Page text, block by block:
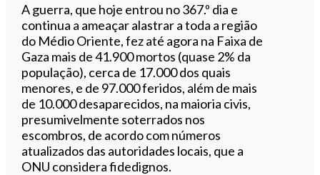
A guerra, que hoje entrou no 367.º dia e
continua a ameaçar alastrar a toda a região
do Médio Oriente, fez até agora na Faixa de
Gaza mais de 41.900 mortos (quase 2% da
população), cerca de 17.000 dos quais
menores, e de 97.000 feridos, além de mais
de 10.000 desaparecidos, na maioria civis,
presumivelmente soterrados nos
escombros, de acordo com números
atualizados das autoridades locais, que a
ONU considera fidedignos.